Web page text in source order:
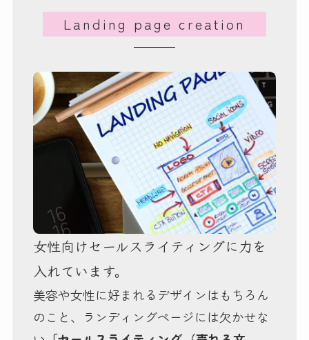
Landing page creation
女性向けセールスライティングに力を
入れています。
美容や女性に好まれるデザインはもちろん
のこと、ランディングページには欠かせな